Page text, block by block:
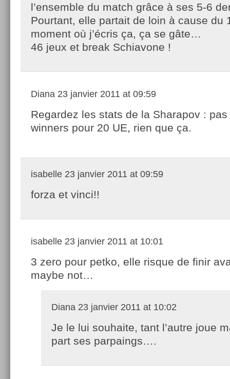
l’ensemble du match grâce à ses 5-6
Pourtant, elle partait de loin à cause du
moment où j’écris ça, ça se gâte…
46 jeux et break Schiavone !
Diana 23 janvier 2011 at 09:59
Regardez les stats de la Sharapov :
winners pour 20 UE, rien que ça.
isabelle 23 janvier 2011 at 09:59
forza et vinci!!
isabelle 23 janvier 2011 at 10:01
3 zero pour petko, elle risque de finir
maybe not…
Diana 23 janvier 2011 at 10:02
Je le lui souhaite, tant l’autre joue
part ses parpaings….